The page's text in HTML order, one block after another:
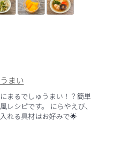
まい
まるでしゅうまい！？簡単
レシピです。 にらやえび、
れる具材はお好みで🌟